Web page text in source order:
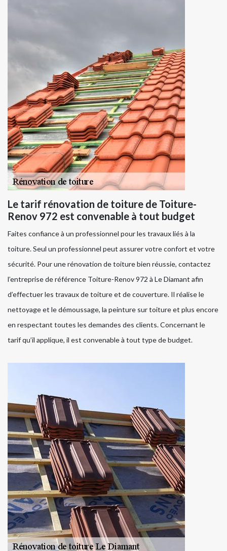
Le tarif rénovation de toiture de Toiture-
Renov 972 est convenable à tout budget
Faites confiance à un professionnel pour les travaux liés à la
toiture. Seul un professionnel peut assurer votre confort et votre
sécurité. Pour une rénovation de toiture bien réussie, contactez
l’entreprise de référence Toiture-Renov 972 à Le Diamant afin
d’effectuer les travaux de toiture et de couverture. Il réalise le
nettoyage et le démoussage, la peinture sur toiture et plus encore
en respectant toutes les demandes des clients. Concernant le
tarif qu’il applique, il est convenable à tout type de budget.